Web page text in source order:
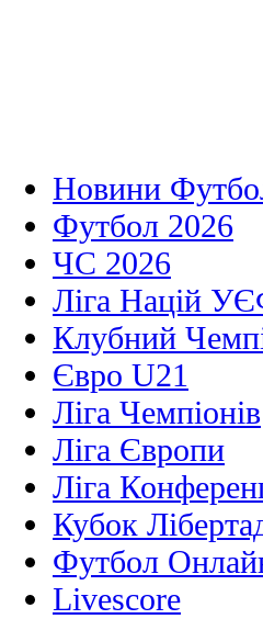
Новини
Футбол 2026
ЧС 2026
Ліга Націй
Клубний
Євро U21
Ліга Чемпіонів
Ліга Європи
Ліга
Кубок
Футбол
Livescore